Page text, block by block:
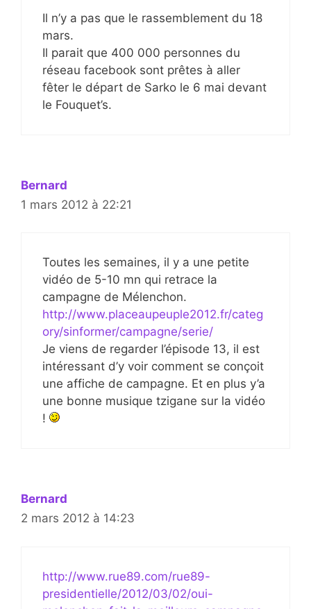
Il n’y a pas que le rassemblement du 18
mars.
Il parait que 400 000 personnes du
réseau facebook sont prêtes à aller
fêter le départ de Sarko le 6 mai devant
le Fouquet’s.
Bernard
1 mars 2012 à 22:21
Toutes les semaines, il y a une petite
vidéo de 5-10 mn qui retrace la
campagne de Mélenchon.
http://www.placeaupeuple2012.fr/categ
ory/sinformer/campagne/serie/
Je viens de regarder l’épisode 13, il est
intéressant d’y voir comment se conçoit
une affiche de campagne. Et en plus y’a
une bonne musique tzigane sur la vidéo
!
Bernard
2 mars 2012 à 14:23
http://www.rue89.com/rue89-
presidentielle/2012/03/02/oui-